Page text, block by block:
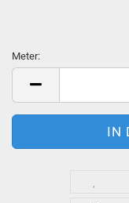
Meter:
Meter